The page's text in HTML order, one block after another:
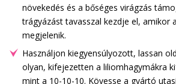
növekedés és a bőséges virágzás
trágyázást tavasszal kezdje el, amikor
megjelenik.
Használjon kiegyensúlyozott, lassan
olyan, kifejezetten a liliomhagymákra
mint a 10-10-10. Kövesse a gyártó